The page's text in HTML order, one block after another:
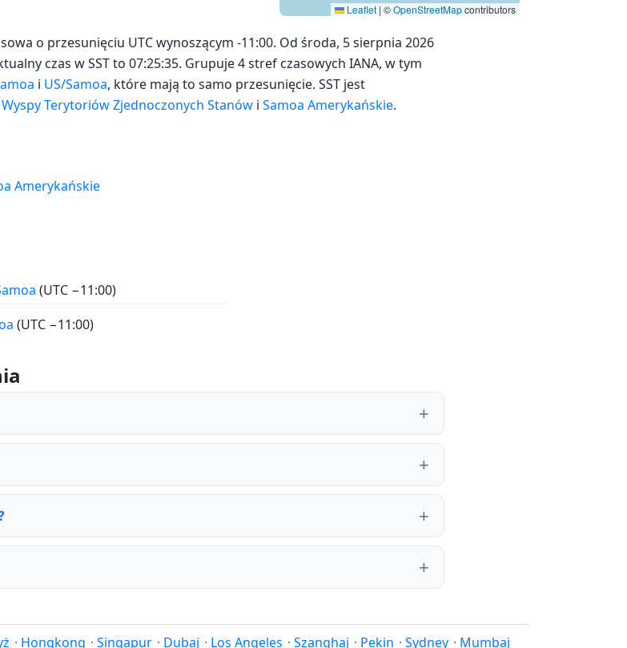
Leaflet | ©OpenStreetMapcontributors
o przesunięciu UTC wynoszącym -11:00. Od środa, 5 sierpnia 2026
czas w SST to 07:25:35. Grupuje 4 stref czasowych IANA, w tym
i US/Samoa, które mają to samo przesunięcie. SST jest
Terytoriów Zjednoczonych Stanów i Samoa Amerykańskie.
Amerykańskie
(UTC −11:00)
(UTC −11:00)
· Hongkong · Singapur · Dubaj · Los Angeles · Szanghaj · Pekin · Sydney · Mumbaj